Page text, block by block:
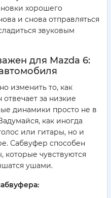
хорошего
и снова отправляться
звуковым
для Mazda 6:
изменить то, как
за низкие
динамики просто не в
как иногда
или гитары, но и
Сабвуфер способен
которые чувствуются
ушами.